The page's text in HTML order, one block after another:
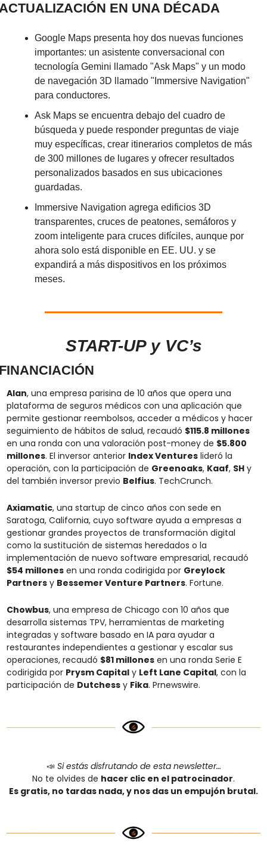
EN UNA DÉCADA
Google Maps presenta hoy dos nuevas funciones
importantes: un asistente conversacional con
tecnología Gemini llamado "Ask Maps" y un modo
de navegación 3D llamado "Immersive Navigation"
para conductores.
Ask Maps se encuentra debajo del cuadro de
búsqueda y puede responder preguntas de viaje
muy específicas, crear itinerarios completos de más
de 300 millones de lugares y ofrecer resultados
personalizados basados ​​en sus ubicaciones
guardadas.
Immersive Navigation agrega edificios 3D
transparentes, cruces de peatones, semáforos y
zoom inteligente para cruces difíciles, aunque por
ahora solo está disponible en EE. UU. y se
expandirá a más dispositivos en los próximos
meses.
START-UP y VC’s
Alan, una empresa parisina de 10 años que opera una
plataforma de seguros médicos con una aplicación que
permite gestionar reembolsos, acceder a médicos y hacer
seguimiento de hábitos de salud, recaudó $115.8 millones
en una ronda con una valoración post-money de $5.800
millones. El inversor anterior Index Ventures lideró la
operación, con la participación de Greenoaks, Kaaf, SH y
del también inversor previo Belfius. TechCrunch.
Axiamatic, una startup de cinco años con sede en
Saratoga, California, cuyo software ayuda a empresas a
gestionar grandes proyectos de transformación digital
como la sustitución de sistemas heredados o la
$54 millones en una ronda codirigida por Greylock
Partners y Bessemer Venture Partners. Fortune.
Chowbus, una empresa de Chicago con 10 años que
desarrolla sistemas TPV, herramientas de marketing
integradas y software basado en IA para ayudar a
restaurantes independientes a gestionar y escalar sus
operaciones, recaudó $81 millones en una ronda Serie E
codirigida por Prysm Capital y Left Lane Capital, con la
participación de Dutchess y Fika. Prnewswire.
📣 Si estás disfrutando de esta newsletter…
No te olvides de hacer clic en el patrocinador.
Es gratis, no tardas nada, y nos das un empujón brutal.